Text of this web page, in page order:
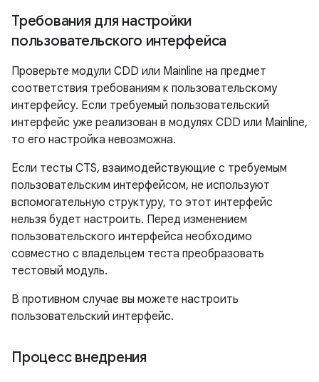
Требования для настройки
пользовательского интерфейса
Проверьте модули CDD или Mainline на предмет
соответствия требованиям к пользовательскому
интерфейсу. Если требуемый пользовательский
интерфейс уже реализован в модулях CDD или Mainline,
то его настройка невозможна.
Если тесты CTS, взаимодействующие с требуемым
пользовательским интерфейсом, не используют
вспомогательную структуру, то этот интерфейс
нельзя будет настроить. Перед изменением
пользовательского интерфейса необходимо
совместно с владельцем теста преобразовать
тестовый модуль.
В противном случае вы можете настроить
пользовательский интерфейс.
Процесс внедрения